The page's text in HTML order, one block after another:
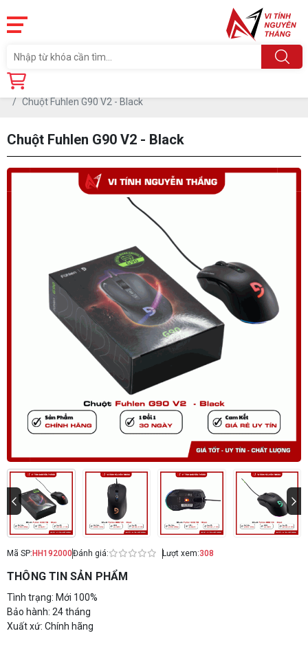
Trang chủ
Chuột Fuhlen G90 V2 - Black
Chuột Fuhlen G90 V2 - Black
Mã SP: HH192000Đánh giá: Lượt xem:308
THÔNG TIN SẢN PHẨM
Tình trạng: Mới 100%
Bảo hành: 24 tháng
Xuất xứ: Chính hãng